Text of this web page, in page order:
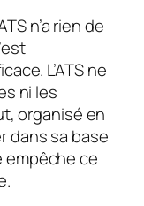
n’a rien de
L’ATS ne
ni les
organisé en
dans sa base
empêche ce